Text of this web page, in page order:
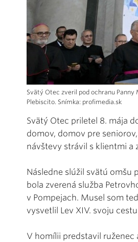
Svätý Otec zveril pod ochranu Panny
Plebiscito. Snímka: profimedia.sk
Svätý Otec priletel 8. mája
domov, domov pre
návštevy strávil s klientmi a
Následne slúžil svätú omšu
bola zverená služba
v Pompejach. Musel som
vysvetlil Lev XIV. svoju
V homílii predstavil ruženec